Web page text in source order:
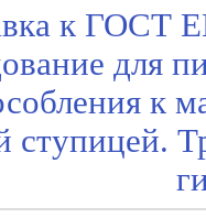
к ГОСТ
для
к
ступицей.